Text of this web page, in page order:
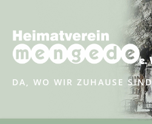
springen
DA, WO WIR ZUHAUSE